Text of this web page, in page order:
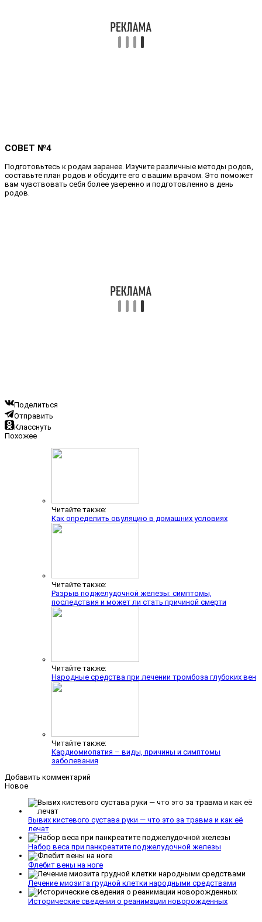
СОВЕТ №4
Подготовьтесь к родам заранее. Изучите различные методы родов,
составьте план родов и обсудите его с вашим врачом. Это поможет
вам чувствовать себя более уверенно и подготовленно в день
родов.
Поделиться
Отправить
Класснуть
Похожее
Читайте также:
Как определить овуляцию в домашних условиях
Читайте также:
Разрыв поджелудочной железы: симптомы,
последствия и может ли стать причиной смерти
Читайте также:
Народные средства при лечении тромбоза глубоких вен
Читайте также:
Кардиомиопатия – виды, причины и симптомы
заболевания
Добавить комментарий
Новое
Вывих кистевого сустава руки — что это за травма и как её
лечат
Набор веса при панкреатите поджелудочной железы
Флебит вены на ноге
Лечение миозита грудной клетки народными средствами
Исторические сведения о реанимации новорожденных